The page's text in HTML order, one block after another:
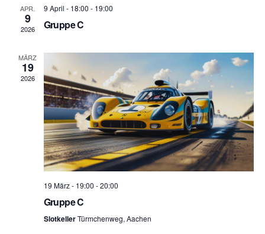
APR.
9
2026
9 April - 18:00 - 19:00
Gruppe C
MÄRZ
19
2026
19 März - 19:00 -20:00
Gruppe C
SlotkellerTürmchenweg, Aachen